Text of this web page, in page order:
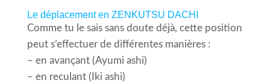
Le déplacement en ZENKUTSU DACHI
Comme tu le sais sans doute déjà, cette position
peut s’effectuer de différentes manières :
– en avançant (Ayumi ashi)
– en reculant (Iki ashi)